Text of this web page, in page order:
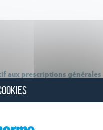
aux prescriptions générales